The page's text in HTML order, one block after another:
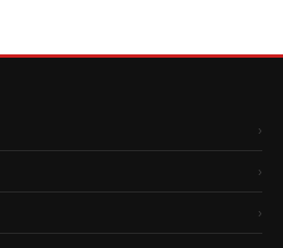
›
›
›